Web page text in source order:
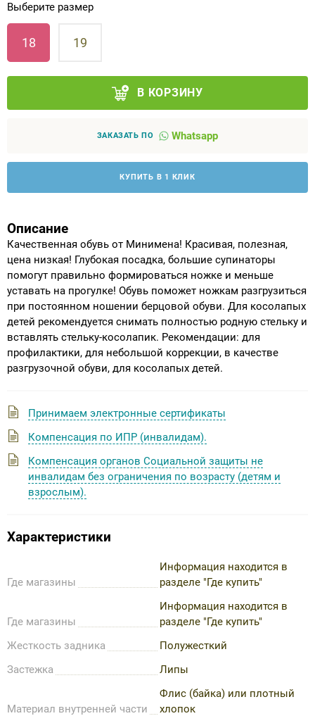
Выберите размер
18 19
В КОРЗИНУ
ЗАКАЗАТЬ ПО Whatsapp
КУПИТЬ В 1 КЛИК
Описание
Качественная обувь от Минимена! Красивая, полезная,
цена низкая! Глубокая посадка, большие супинаторы
помогут правильно формироваться ножке и меньше
уставать на прогулке! Обувь поможет ножкам разгрузиться
при постоянном ношении берцовой обуви. Для косолапых
детей рекомендуется снимать полностью родную стельку и
вставлять стельку-косолапик. Рекомендации: для
профилактики, для небольшой коррекции, в качестве
разгрузочной обуви, для косолапых детей.
Принимаем электронные сертификаты
Компенсация по ИПР (инвалидам).
Компенсация органов Социальной защиты не
инвалидам без ограничения по возрасту (детям и
взрослым).
Характеристики
Где магазины
Информация находится в
разделе "Где купить"
Где магазины
Информация находится в
разделе "Где купить"
Жесткость задника
Полужесткий
Застежка
Липы
Материал внутренней части
Флис (байка) или плотный
хлопок
Аппараты на суставы
Санитарные приспособления для
инвалидов
инвалидов
Индивидуальное изготовление